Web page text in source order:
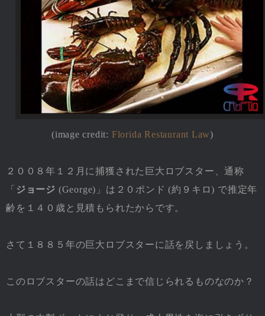
(image credit: Florida Restaurant Law)
２００８年１２月に捕獲された巨大ロブスター、通称
「 ジョージ (George)」は２０ポンド (約９キロ) で推定年
齢を１４０歳と見積もられたからです。
さて１８８５年の巨大ロブスターに話を戻しましょう。
このロブスターの話はどこまで信じられるものなのか？